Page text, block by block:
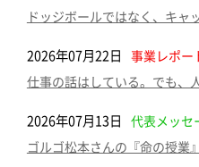
ドッジボールではなく、キャ
2026年07月22日 事業レポー
仕事の話はしている。でも、
2026年07月13日 代表メッセ
ゴルゴ松本さんの『命の授業